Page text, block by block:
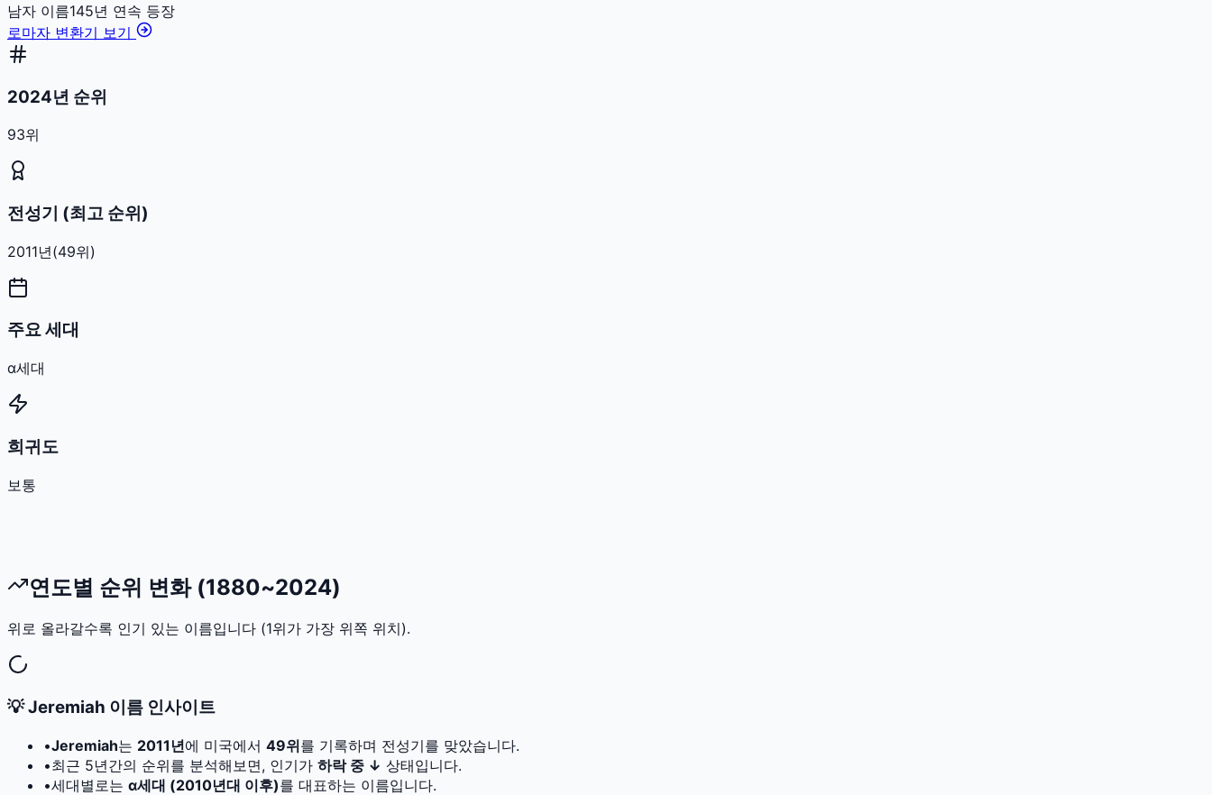
남자 이름145년 연속 등장
로마자 변환기 보기
2024년 순위
93위
전성기 (최고 순위)
2011년(49위)
주요 세대
α세대
희귀도
보통
연도별 순위 변화 (1880~2024)
위로 올라갈수록 인기 있는 이름입니다 (1위가 가장 위쪽 위치).
💡Jeremiah 이름 인사이트
•Jeremiah는 2011 년에 미국에서 49위를 기록하며 전성기를 맞았습니다.
•최근 5년간의 순위를 분석해보면, 인기가 하락 중 ↓ 상태입니다.
•세대별로는 α세대 (2010년대 이후)를 대표하는 이름입니다.